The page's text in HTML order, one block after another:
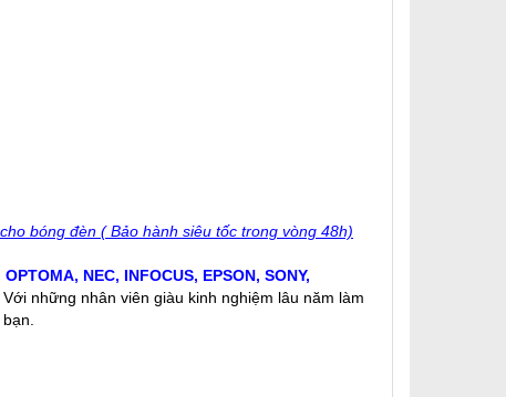
bóng đèn ( Bảo hành siêu tốc trong vòng 48h)
OPTOMA, NEC, INFOCUS, EPSON, SONY,
những nhân viên giàu kinh nghiệm lâu năm làm